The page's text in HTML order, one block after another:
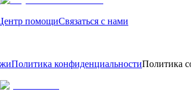
помощиСвязаться с нами
Политика конфиденциальностиПолитика